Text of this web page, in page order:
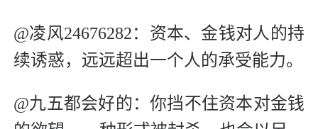
@凌风24676282：资本、金钱对人的持
续诱惑，远远超出一个人的承受能力。
@九五都会好的：你挡不住资本对金钱